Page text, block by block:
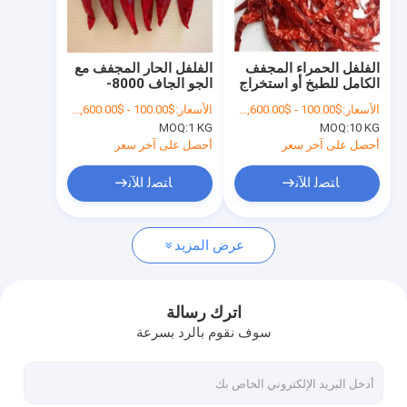
معلومات عنا
جولة في المعمل
رقابة جودة
اتصل بنا
أخبار
الفلفل الحار المجفف
مسحوق الفلفل الحار
الفلفل الحار المجفف مع
الجو الجاف 8000-
12000shu
الأسعار:$100.00 - $2,600.00/Metric Tons
MOQ:1 KG
أحصل على آخر سعر
ﺎﺘﺼﻟ ﺍﻶﻧ
الفلفل الحمراء المجفف
الكامل للطبخ أو استخراج
اللون
الأسعار:$100.00 - $2,600.00/Metric Tons
MOQ:10 KG
أحصل على آخر سعر
ﺎﺘﺼﻟ ﺍﻶﻧ
عرض المزيد
اترك رسالة
سوف نقوم بالرد بسرعة